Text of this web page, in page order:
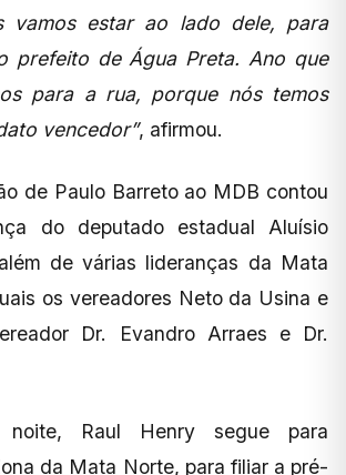
vamos estar ao lado dele, para
prefeito de Água Preta. Ano que
para a rua, porque nós temos
vencedor”, afirmou.
de Paulo Barreto ao MDB contou
do deputado estadual Aluísio
de várias lideranças da Mata
os vereadores Neto da Usina e
Dr. Evandro Arraes e Dr.
Raul Henry segue para
da Mata Norte, para filiar a pré-